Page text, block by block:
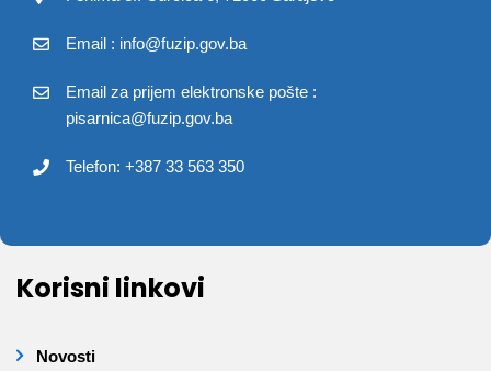
Email : info@fuzip.gov.ba
Email za prijem elektronske pošte :
pisarnica@fuzip.gov.ba
Telefon: +387 33 563 350
Korisni linkovi
Novosti